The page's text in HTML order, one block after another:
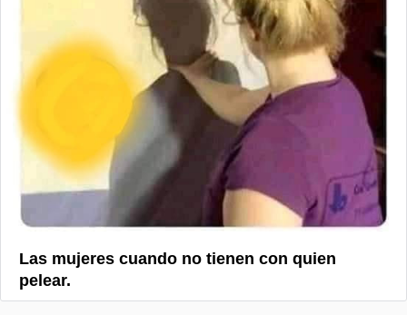
Las mujeres cuando no tienen con quien
pelear.